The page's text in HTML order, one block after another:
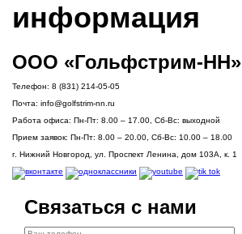
информация
ООО «Гольфстрим-НН»
Телефон: 8 (831) 214-05-05
Почта: info@golfstrim-nn.ru
Работа офиса: Пн-Пт: 8.00 – 17.00, Сб-Вс: выходной
Прием заявок: Пн-Пт: 8.00 – 20.00, Сб-Вс: 10.00 – 18.00
г. Нижний Новгород, ул. Проспект Ленина, дом 103А, к. 1
Связаться с нами